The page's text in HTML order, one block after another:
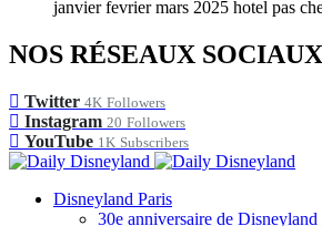
NOS RÉSEAUX SOCIAUX
Twitter 4K Followers
Instagram 20 Followers
YouTube 1K Subscribers
Disneyland Paris
30e anniversaire de Disneyland